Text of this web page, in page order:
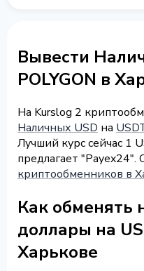
Вывести
POLYGON в
На Kurslog 2
Наличных USD на
Лучший курс сейчас 1
предлагает
криптообменников в
Как обменять
доллары на
Харькове